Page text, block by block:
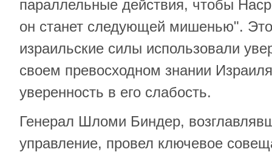
параллельные действия, чтобы
он станет следующей мишенью".
израильские силы использовали
своем превосходном знании
уверенность в его слабость.
Генерал Шломи Биндер,
управление, провел ключевое